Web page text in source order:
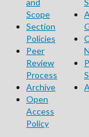
Scope
Section
Policies
Peer
Review
Process
Archive
Open
Access
Policy